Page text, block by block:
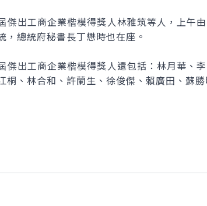
出工商企業楷模得獎人林雅筑等人，上午
，總統府秘書長丁懋時也在座。
出工商企業楷模得獎人還包括：林月華、
桐、林合和、許蘭生、徐俊傑、賴廣田、蘇